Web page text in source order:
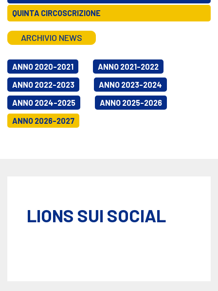
QUINTA CIRCOSCRIZIONE
ARCHIVIO NEWS
ANNO 2020-2021
ANNO 2021-2022
ANNO 2022-2023
ANNO 2023-2024
ANNO 2024-2025
ANNO 2025-2026
ANNO 2026-2027
LIONS SUI SOCIAL